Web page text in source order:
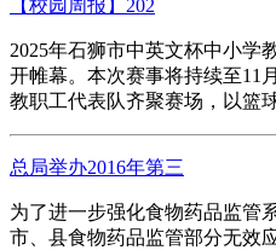
【校园周报】202
2025年石狮市中英文杯中小学
开帷幕。本次赛事将持续至11
教职工代表队齐聚赛场，以篮
总局举办2016年第三
为了进一步强化食物药品监管
市、县食物药品监管部分无效